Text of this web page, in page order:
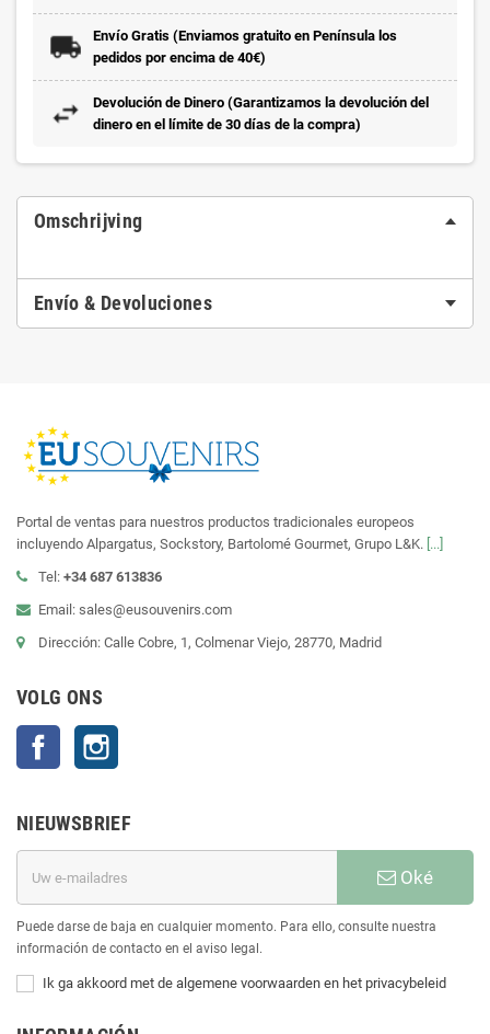
Envío Gratis (Enviamos gratuito en Península los
pedidos por encima de 40€)
Devolución de Dinero (Garantizamos la devolución del
dinero en el límite de 30 días de la compra)
Omschrijving
Envío & Devoluciones
Portal de ventas para nuestros productos tradicionales europeos
incluyendo Alpargatus, Sockstory, Bartolomé Gourmet, Grupo L&K. [...]
Tel: +34 687 613836
Email: sales@eusouvenirs.com
Dirección: Calle Cobre, 1, Colmenar Viejo, 28770, Madrid
VOLG ONS
Facebook
NIEUWSBRIEF
Oké
Puede darse de baja en cualquier momento. Para ello, consulte nuestra
información de contacto en el aviso legal.
Ik ga akkoord met de algemene voorwaarden en het privacybeleid